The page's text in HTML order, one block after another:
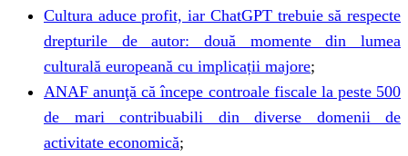
Cultura aduce profit, iar ChatGPT trebuie să respecte
drepturile de autor: două momente din lumea
culturală europeană cu implicații majore;
ANAF anunţă că începe controale fiscale la peste 500
de mari contribuabili din diverse domenii de
activitate economică;